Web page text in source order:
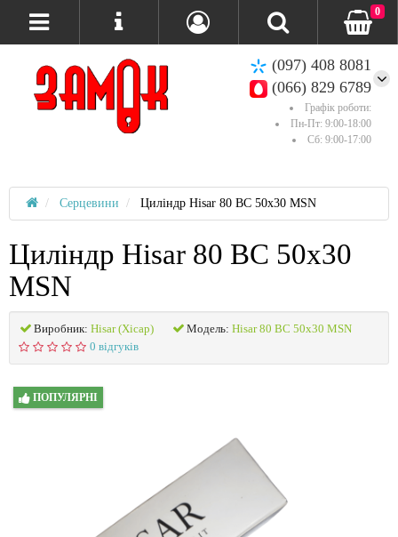
(097) 408 8081
(066) 829 6789
Графік роботи:
Пн-Пт: 9:00-18:00
Сб: 9:00-17:00
0
Серцевини Циліндр Hisar 80 ВС 50x30 MSN
Циліндр Hisar 80 ВС 50x30
MSN
Виробник: Hisar (Хісар) Модель: Hisar 80 ВС 50x30 MSN
0 відгуків
ПОПУЛЯРНІ